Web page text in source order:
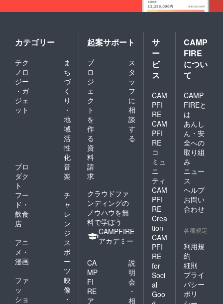
在庫と
部の商
品が変
更にな
る場合
があり
ます。
※後日、
れま
す。
パーデ
送付し
ます。
※在庫と
の関係
で、一
部の商
品が変
る場合
があり
ます。
※後日、
配送さ
れま
す。
カテゴリー
テク
ノロ
ジー
・ガ
ジェ
ット
ま
ち
づ
く
り
・
地
域
活
性
化
プロ
ダク
ト
音
楽
フー
ド・
飲食
店
チ
ャ
レ
ン
ジ
アニ
メ・
漫画
ス
ポ
ー
ツ
ファ
ッ
ショ
映
像
・
起案サポート
プ
ロ
ジ
ェ
ク
ト
を
作
る
ス
タ
ッ
フ
に
相
談
す
る
資
料
請
求
クラウドファ
ンディングの
ノウハウを無
料で学ぼう
CAMPFIRE
アカデミー
CA
MP
FI
RE
ア
説
明
会
・
相
サ
ー
ビ
ス
CAM
PFI
RE
CAM
PFI
RE
コ
ミュ
ニ
ティ
CAM
PFI
RE
Crea
tion
CAM
PFI
RE
for
Soci
al
Goo
CAMP
FIRE
につい
て
CAMP
FIREと
は
あんし
ん・安
全への
取り組
み
ニュー
ス
ヘルプ
お問い
合わせ
各種規定
利用規
約
細則
プライ
バシー
ポリ